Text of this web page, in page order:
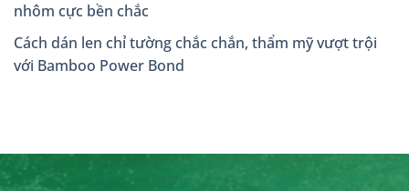
nhôm cực bền chắc
Cách dán len chỉ tường chắc chắn, thẩm mỹ vượt trội
với Bamboo Power Bond